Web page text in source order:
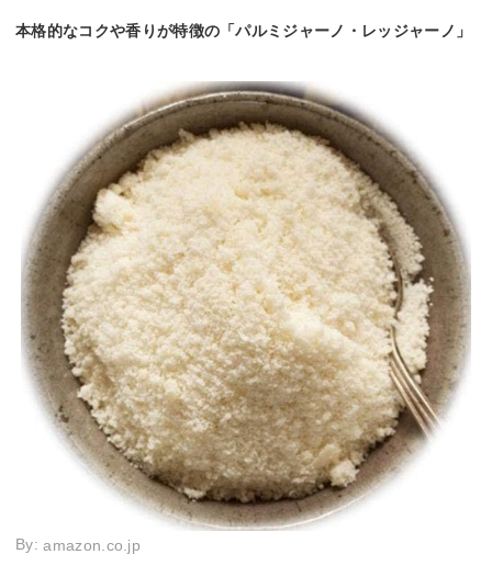
本格的なコクや香りが特徴の「パルミジャーノ・レッジャーノ」
By:amazon.co.jp